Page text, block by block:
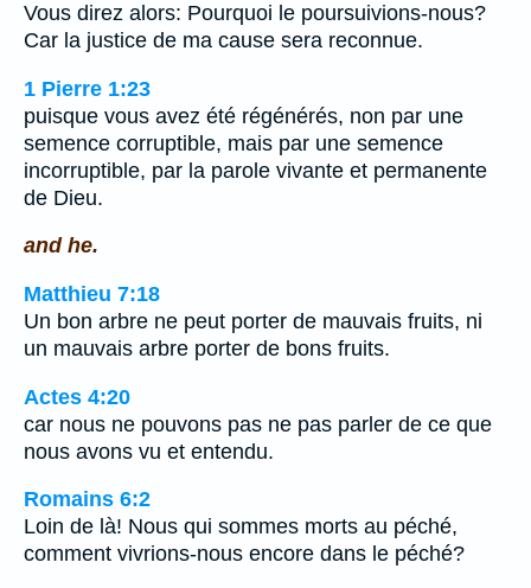
Vous direz alors: Pourquoi le poursuivions-nous?
Car la justice de ma cause sera reconnue.
1 Pierre 1:23
puisque vous avez été régénérés, non par une
semence corruptible, mais par une semence
incorruptible, par la parole vivante et permanente
de Dieu.
and he.
Matthieu 7:18
Un bon arbre ne peut porter de mauvais fruits, ni
un mauvais arbre porter de bons fruits.
Actes 4:20
car nous ne pouvons pas ne pas parler de ce que
nous avons vu et entendu.
Romains 6:2
Loin de là! Nous qui sommes morts au péché,
comment vivrions-nous encore dans le péché?